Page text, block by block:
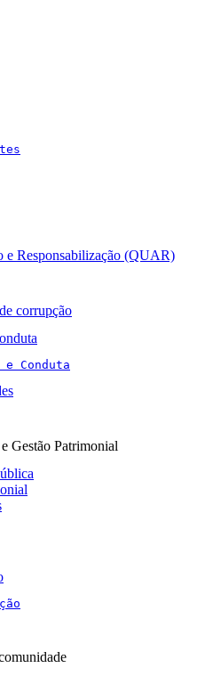
e Responsabilização (QUAR)
corrupção
Conduta
Gestão Patrimonial